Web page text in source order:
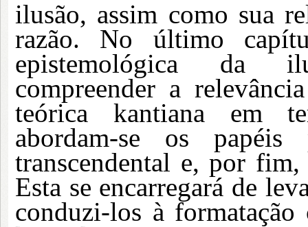
ilusão, assim como sua
razão. No último
epistemológica da
compreender a
teórica kantiana em
abordam-se os
transcendental e, por
Esta se encarregará de
conduzi-los à